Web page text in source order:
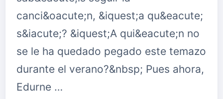
canci&oacute;n, &iquest;a qu&eacute;
s&iacute;? &iquest;A qui&eacute;n no
se le ha quedado pegado este temazo
durante el verano?&nbsp; Pues ahora,
Edurne …